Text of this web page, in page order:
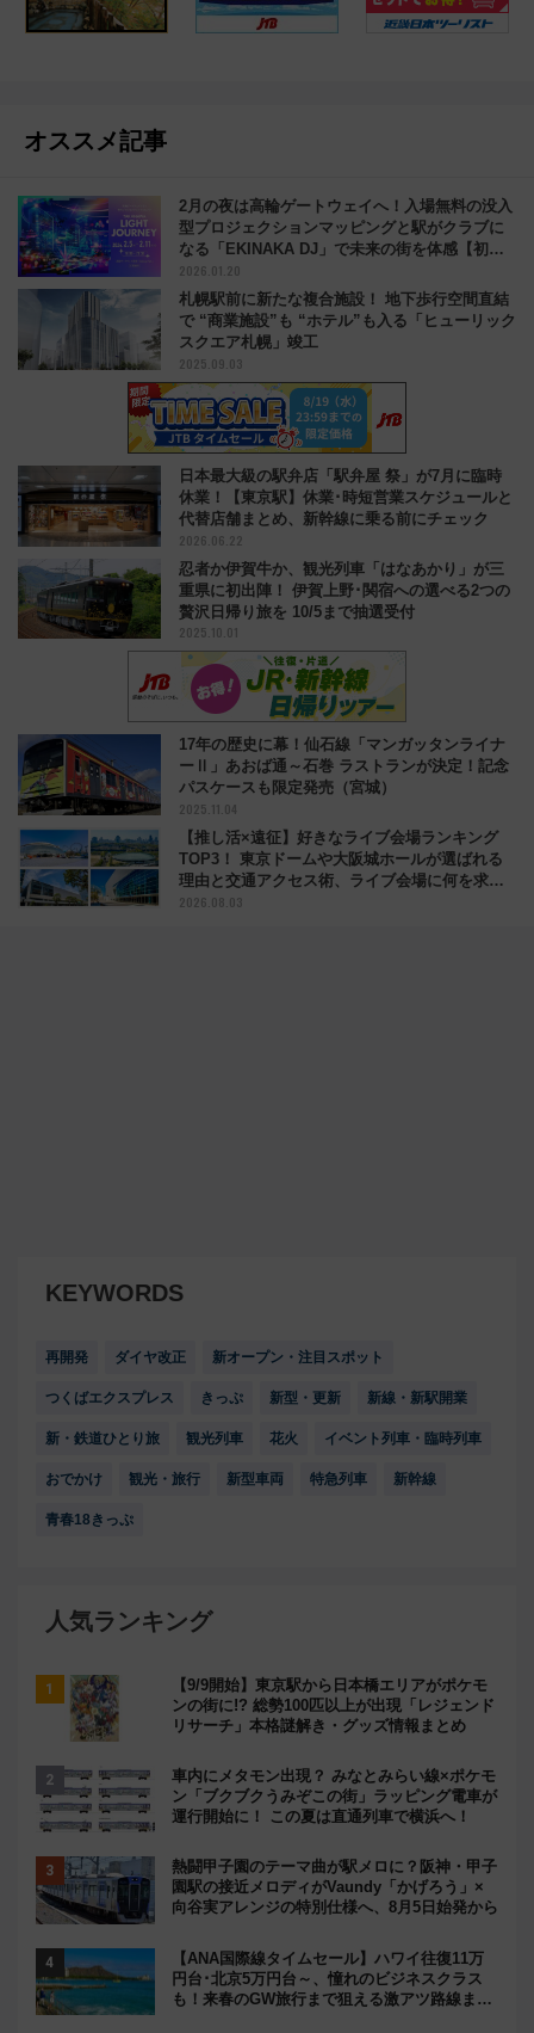
オススメ記事
2月の夜は高輪ゲートウェイへ！入場無料の没入
型プロジェクションマッピングと駅がクラブに
なる「EKINAKA DJ」で未来の街を体感【初開
催・2/5〜2/11】
2026.01.20
札幌駅前に新たな複合施設！ 地下歩行空間直結
で “商業施設”も “ホテル”も入る「ヒューリック
スクエア札幌」竣工
2025.09.03
日本最大級の駅弁店「駅弁屋 祭」が7月に臨時
休業！【東京駅】休業･時短営業スケジュールと
代替店舗まとめ、新幹線に乗る前にチェック
2026.06.22
忍者か伊賀牛か、観光列車「はなあかり」が三
重県に初出陣！ 伊賀上野･関宿への選べる2つの
贅沢日帰り旅を 10/5まで抽選受付
2025.10.01
17年の歴史に幕！仙石線「マンガッタンライナ
ーⅡ」あおば通～石巻 ラストランが決定！記念
パスケースも限定発売（宮城）
2025.11.04
【推し活×遠征】好きなライブ会場ランキング
TOP3！ 東京ドームや大阪城ホールが選ばれる
理由と交通アクセス術、ライブ会場に何を求め
る？
2026.08.03
KEYWORDS
再開発 ダイヤ改正 新オープン・注目スポット
つくばエクスプレス きっぷ 新型・更新 新線・新駅開業
新・鉄道ひとり旅 観光列車 花火 イベント列車・臨時列車
おでかけ 観光・旅行 新型車両 特急列車 新幹線
青春18きっぷ
人気ランキング
【9/9開始】東京駅から日本橋エリアがポケモ
ンの街に!? 総勢100匹以上が出現「レジェンド
リサーチ」本格謎解き・グッズ情報まとめ
車内にメタモン出現？ みなとみらい線×ポケモ
ン「ブクブクうみぞこの街」ラッピング電車が
運行開始に！ この夏は直通列車で横浜へ！
熱闘甲子園のテーマ曲が駅メロに？阪神・甲子
園駅の接近メロディがVaundy「かげろう」×
向谷実アレンジの特別仕様へ、8月5日始発から
【ANA国際線タイムセール】ハワイ往復11万
円台･北京5万円台～、憧れのビジネスクラス
も！来春のGW旅行まで狙える激アツ路線まと